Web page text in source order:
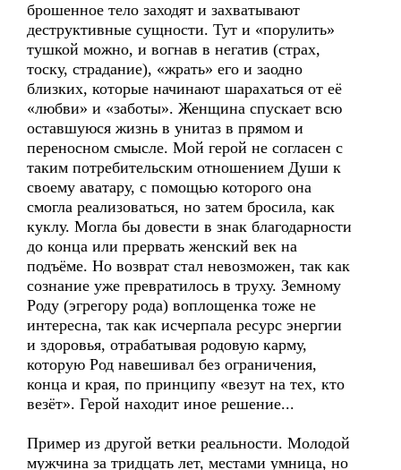
брошенное тело заходят и захватывают
деструктивные сущности. Тут и «порулить»
тушкой можно, и вогнав в негатив (страх,
тоску, страдание), «жрать» его и заодно
близких, которые начинают шарахаться от её
«любви» и «заботы». Женщина спускает всю
оставшуюся жизнь в унитаз в прямом и
переносном смысле. Мой герой не согласен с
таким потребительским отношением Души к
своему аватару, с помощью которого она
смогла реализоваться, но затем бросила, как
куклу. Могла бы довести в знак благодарности
до конца или прервать женский век на
подъёме. Но возврат стал невозможен, так как
сознание уже превратилось в труху. Земному
Роду (эгрегору рода) воплощенка тоже не
интересна, так как исчерпала ресурс энергии
и здоровья, отрабатывая родовую карму,
которую Род навешивал без ограничения,
конца и края, по принципу «везут на тех, кто
везёт». Герой находит иное решение...
Пример из другой ветки реальности. Молодой
мужчина за тридцать лет, местами умница, но